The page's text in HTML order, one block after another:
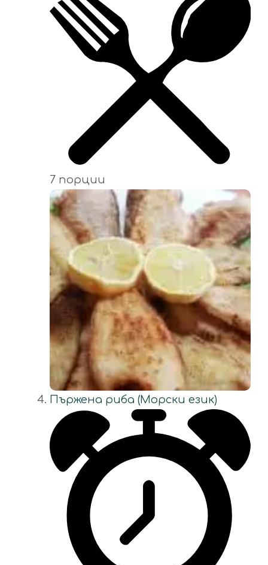
7 порции
Пържена риба (Морски език)